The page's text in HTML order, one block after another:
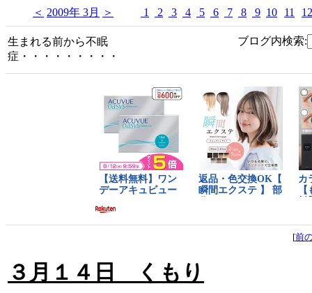
＜ 2009年 3月 ＞ 1 2 3 4 5 6 7 8 9 10 11 12
生まれる前から不眠
症・・・・・・・・・
ブログ内検索:
[前
３月１４日 くもり